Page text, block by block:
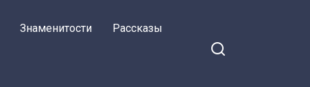
Знаменитости Рассказы